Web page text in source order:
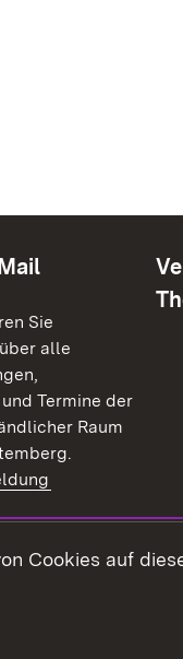
Sie
alle
Termine der
Raum
Cookies auf